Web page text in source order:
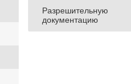
Разрешительную
документацию